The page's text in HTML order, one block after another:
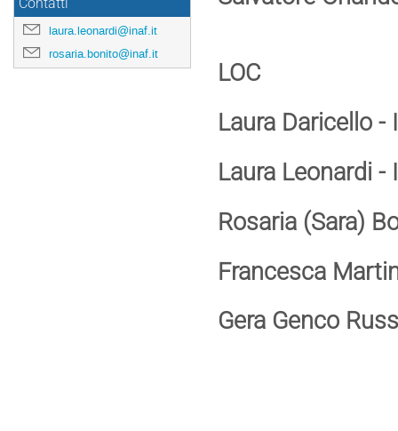
Contatti
laura.leonardi@inaf.it
rosaria.bonito@inaf.it
LOC
Laura Daricello -
Laura Leonardi -
Rosaria (Sara)
Francesca
Gera Genco